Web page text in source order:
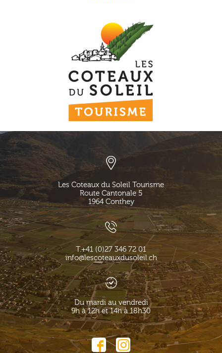
Les Coteaux du Soleil Tourisme
Route Cantonale 5
1964 Conthey
T.+41 (0)27 346 72 01
info@lescoteauxdusoleil.ch
Du mardi au vendredi
9h à 12h et 14h à 18h30